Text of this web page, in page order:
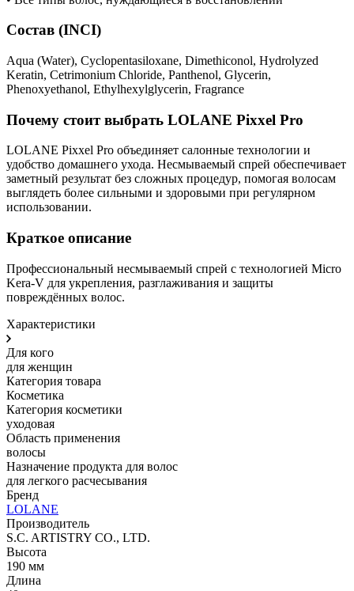
Состав (INCI)
Aqua (Water), Cyclopentasiloxane, Dimethiconol, Hydrolyzed
Keratin, Cetrimonium Chloride, Panthenol, Glycerin,
Phenoxyethanol, Ethylhexylglycerin, Fragrance
Почему стоит выбрать LOLANE Pixxel Pro
LOLANE Pixxel Pro объединяет салонные технологии и
удобство домашнего ухода. Несмываемый спрей обеспечивает
заметный результат без сложных процедур, помогая волосам
выглядеть более сильными и здоровыми при регулярном
использовании.
Краткое описание
Профессиональный несмываемый спрей с технологией Micro
Kera-V для укрепления, разглаживания и защиты
повреждённых волос.
Характеристики
Для кого
для женщин
Категория товара
Косметика
Категория косметики
уходовая
Область применения
волосы
Назначение продукта для волос
для легкого расчесывания
Бренд
LOLANE
Производитель
S.C. ARTISTRY CO., LTD.
Высота
190 мм
Длина